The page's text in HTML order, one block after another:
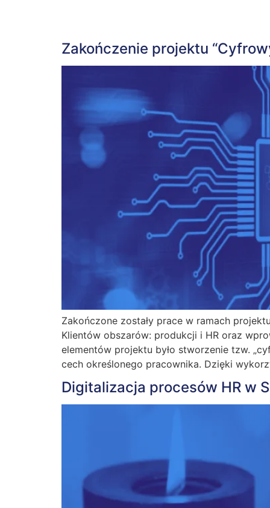
Zakończenie projektu
Zakończone zostały prace w ramach
Klientów obszarów: produkcji i HR oraz
elementów projektu było stworzenie tzw.
cech określonego pracownika. Dzięki
Digitalizacja procesów HR w